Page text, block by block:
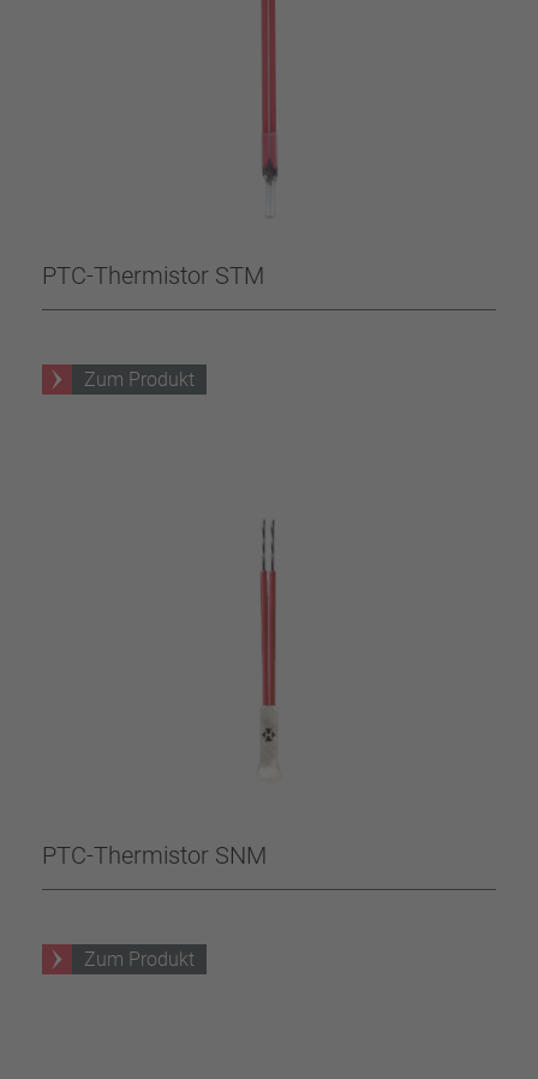
PTC-Thermistor STM
Zum Produkt
PTC-Thermistor SNM
Zum Produkt